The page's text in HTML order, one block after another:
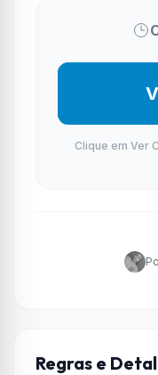
Clique em Ver
Regras e